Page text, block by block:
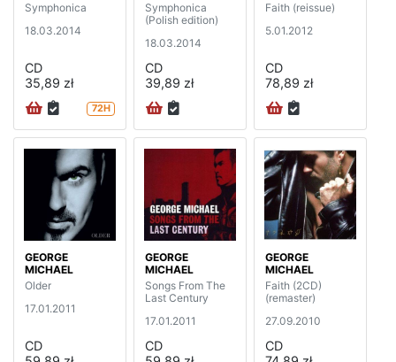
Symphonica
18.03.2014
CD
35,89 zł
72H
Symphonica
(Polish edition)
18.03.2014
CD
39,89 zł
Faith (reissue)
5.01.2012
CD
78,89 zł
GEORGE
MICHAEL
Older
17.01.2011
CD
GEORGE
MICHAEL
Songs From The
Last Century
17.01.2011
CD
GEORGE
MICHAEL
Faith (2CD)
(remaster)
27.09.2010
CD